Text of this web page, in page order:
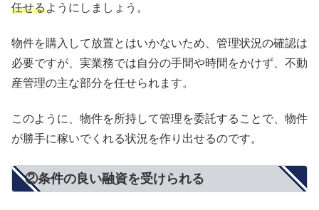
任せるようにしましょう。
物件を購入して放置とはいかないため、管理状況の確認は
必要ですが、実業務では自分の手間や時間をかけず、不動
産管理の主な部分を任せられます。
このように、物件を所持して管理を委託することで、物件
が勝手に稼いでくれる状況を作り出せるのです。
②条件の良い融資を受けられる